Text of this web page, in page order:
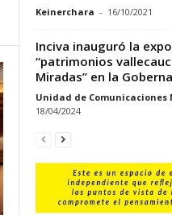
Keinerchara - 16/10/2021
Inciva inauguró la
“patrimonios
Miradas” en la
Unidad de Comunicaciones
18/04/2024